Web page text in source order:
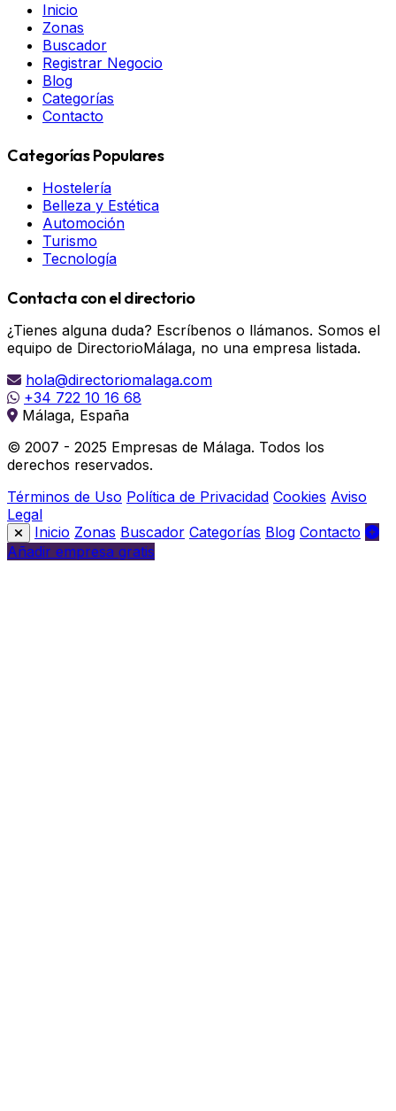
Inicio
Zonas
Buscador
Registrar Negocio
Blog
Categorías
Contacto
Categorías Populares
Hostelería
Belleza y Estética
Automoción
Turismo
Tecnología
Contacta con el directorio
¿Tienes alguna duda? Escríbenos o llámanos. Somos el
equipo de DirectorioMálaga, no una empresa listada.
hola@directoriomalaga.com
+34 722 10 16 68
Málaga, España
© 2007 - 2025 Empresas de Málaga. Todos los
derechos reservados.
Términos de Uso Política de Privacidad Cookies Aviso
Legal
Inicio Zonas Buscador Categorías Blog Contacto
Añadir empresa gratis